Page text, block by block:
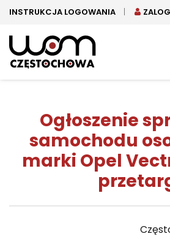
INSTRUKCJA LOGOWANIA
Ogłoszenie
samochodu
marki Opel